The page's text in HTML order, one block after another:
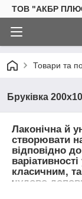
ТОВ "АКБР
Товари та
Бруківка
Лаконічна й
створювати
відповідно
класичним,
чудово
проспекти,